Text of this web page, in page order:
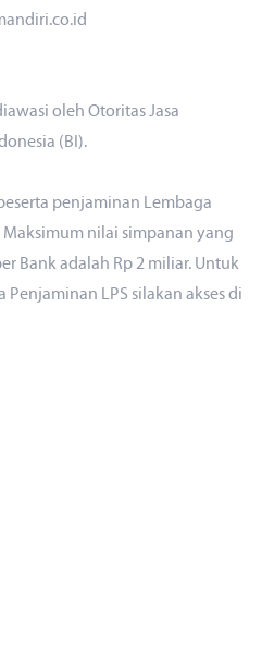
oleh Otoritas Jasa
(BI).
penjaminan Lembaga
Maksimum nilai simpanan yang
Bank adalah Rp 2 miliar. Untuk
LPS silakan aksesdi